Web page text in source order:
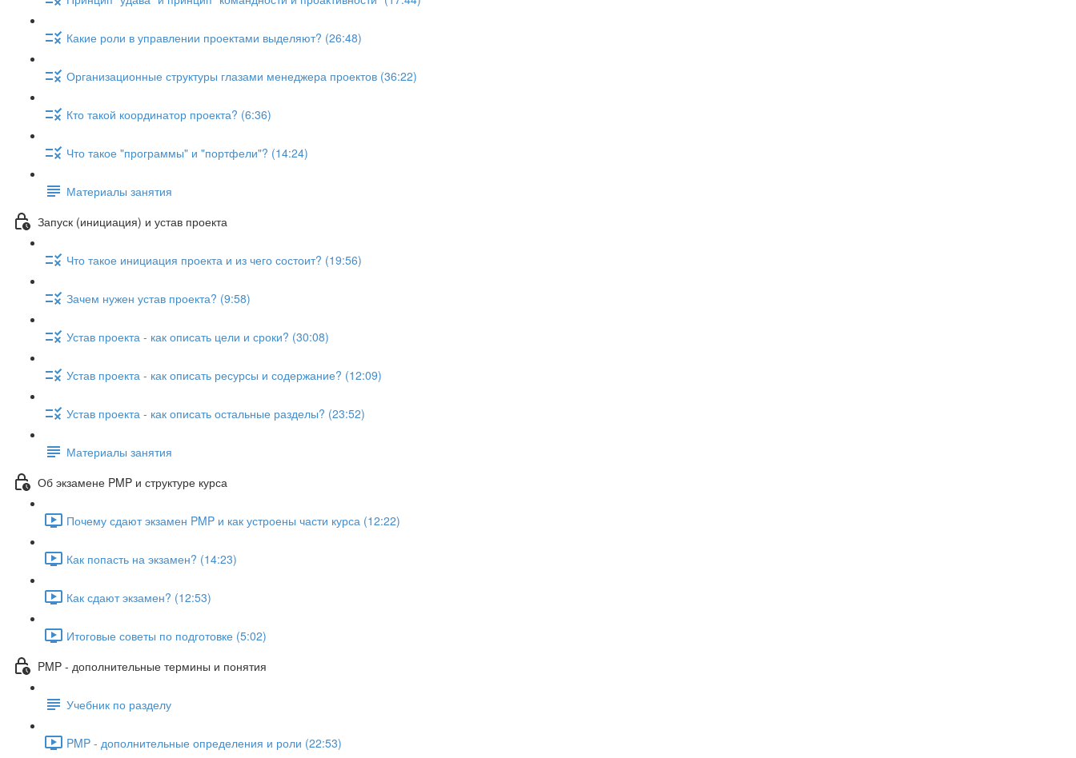
Какие роли в управлении проектами выделяют? (26:48)
Организационные структуры глазами менеджера проектов (36:22)
Кто такой координатор проекта? (6:36)
Что такое "программы" и "портфели"? (14:24)
Материалы занятия
Запуск (инициация) и устав проекта
Что такое инициация проекта и из чего состоит? (19:56)
Зачем нужен устав проекта? (9:58)
Устав проекта - как описать цели и сроки? (30:08)
Устав проекта - как описать ресурсы и содержание? (12:09)
Устав проекта - как описать остальные разделы? (23:52)
Материалы занятия
Об экзамене PMP и структуре курса
Почему сдают экзамен PMP и как устроены части курса (12:22)
Как попасть на экзамен? (14:23)
Как сдают экзамен? (12:53)
Итоговые советы по подготовке (5:02)
PMP - дополнительные термины и понятия
Учебник по разделу
PMP - дополнительные определения и роли (22:53)